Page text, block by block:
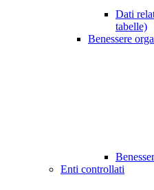
Dati
tabelle)
Benessere
Enti controllati